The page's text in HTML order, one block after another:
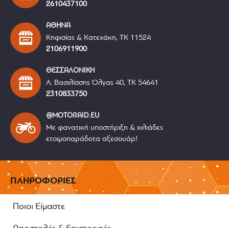
2610437100
ΑΘΗΝΑ
Κηφισίας & Κατεχάκη, ΤΚ 11524
2106911900
ΘΕΣΣΑΛΟΝΙΚΗ
Λ. Βασιλίσσης Όλγας 40, ΤΚ 54641
2310833750
@MOTORAID.EU
Με φανατική υποστήριξη & χιλιάδες
ετοιμοπαράδοτα αξεσουάρ!
ΠΛΗΡΟΦΟΡΙΕΣ
Ποιοι Είμαστε